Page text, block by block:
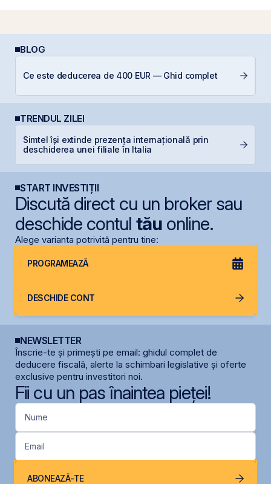
BLOG
Ce este deducerea de 400 EUR — Ghid complet
TRENDUL ZILEI
Simtel își extinde prezența internațională prin
deschiderea unei filiale în Italia
START INVESTIȚII
Discută direct cu un broker sau
deschide contul tăuonline.
Alege varianta potrivită pentru tine:
PROGRAMEAZĂ
DESCHIDE CONT
NEWSLETTER
Înscrie-te și primești pe email: ghidul complet de
deducere fiscală, alerte la schimbari legislative și oferte
exclusive pentru investitori noi.
Fii cu un pas înaintea pieței!
Nume
Email
ABONEAZĂ-TE